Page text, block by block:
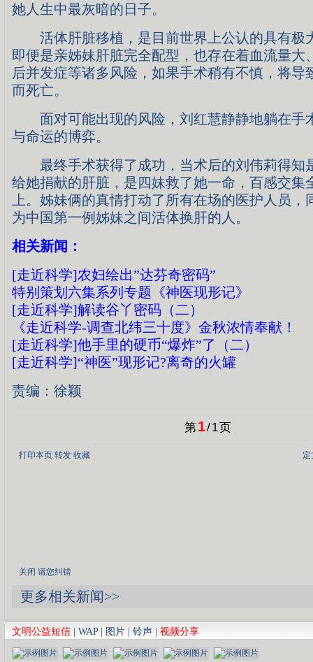
她人生中最灰暗的日子。
活体肝脏移植，是目前世界上公认的具有极
即便是亲姊妹肝脏完全配型，也存在着血流量大
后并发症等诸多风险，如果手术稍有不慎，将导
而死亡。
面对可能出现的风险，刘红慧静静地躺在手
与命运的博弈。
最终手术获得了成功，当术后的刘伟莉得知
给她捐献的肝脏，是四妹救了她一命，百感交集
上。姊妹俩的真情打动了所有在场的医护人员，
为中国第一例姊妹之间活体换肝的人。
相关新闻：
[走近科学]农妇绘出”达芬奇密码”
特别策划六集系列专题《神医现形记》
[走近科学]解读谷丫密码（二）
《走近科学-调查北纬三十度》金秋浓情奉献！
[走近科学]他手里的硬币“爆炸”了（二）
[走近科学]“神医”现形记?离奇的火罐
责编：徐颖
第1/1页
打印本页 转发 收藏
关闭 请您纠错
更多相关新闻>>
文明公益短信 WAP| 图片 铃声 视频分享